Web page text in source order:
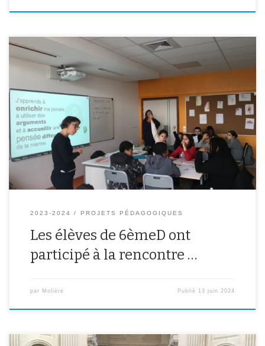
2023-2024 PROJETS PÉDAGOGIQUES
Les élèves de 6èmeD ont
participé à la rencontre …
par Molière Publié 13 juin 2024